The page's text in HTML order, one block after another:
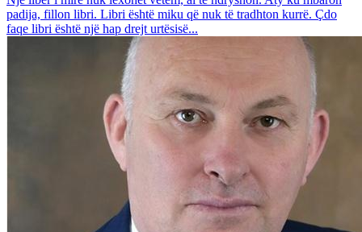
padija, fillon libri. Libri është miku që nuk të tradhton kurrë. Çdo
faqe libri është një hap drejt urtësisë...